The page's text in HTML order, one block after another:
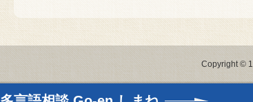
Copyright ©